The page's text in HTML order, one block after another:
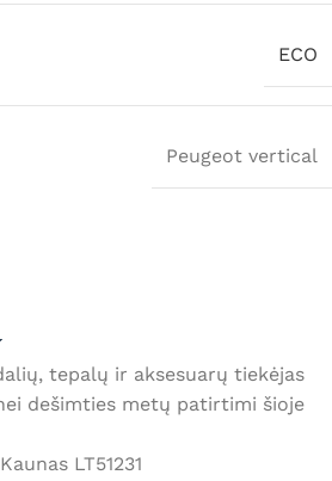
ECO
Peugeot vertical
tepalų ir aksesuarų tiekėjas
dešimties metų patirtimi šioje
LT51231